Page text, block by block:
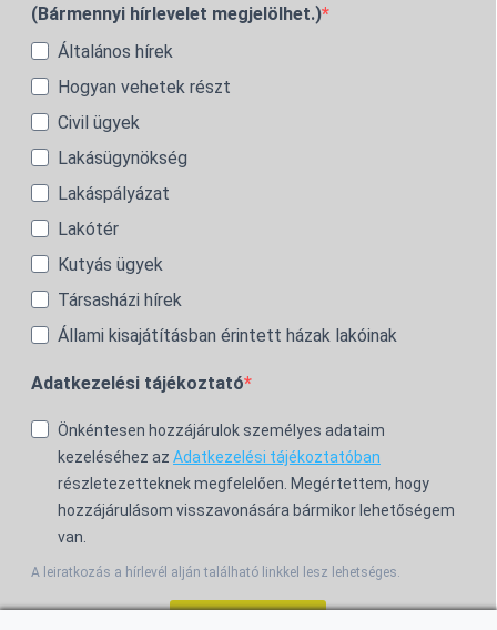
(Bármennyi hírlevelet megjelölhet.)
Általános hírek
Hogyan vehetek részt
Civil ügyek
Lakásügynökség
Lakáspályázat
Lakótér
Kutyás ügyek
Társasházi hírek
Állami kisajátításban érintett házak lakóinak
Adatkezelési tájékoztató
Önkéntesen hozzájárulok személyes adataim
kezeléséhez az Adatkezelési tájékoztatóban
részletezetteknek megfelelően. Megértettem, hogy
hozzájárulásom visszavonására bármikor lehetőségem
van.
A leiratkozás a hírlevél alján található linkkel lesz lehetséges.